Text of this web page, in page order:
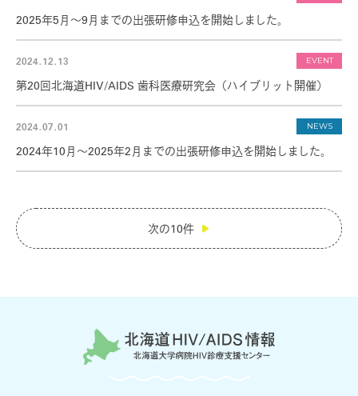
歯科治療について
血友病薬害被害者の方へ
for medic
歯科治療について
2025年5月～9月までの出張研修申込を開始しました。
2024.12.13 EVENT
第20回北海道HIV/AIDS 歯科医療研究会（ハイブリット開催）
2024.07.01 NEWS
2024年10月～2025年2月までの出張研修申込を開始しました。
次の10件